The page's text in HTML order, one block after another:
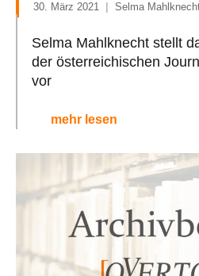
30. März 2021 Selma
Selma Mahlknecht stellt
der österreichischen
vor
mehr lesen